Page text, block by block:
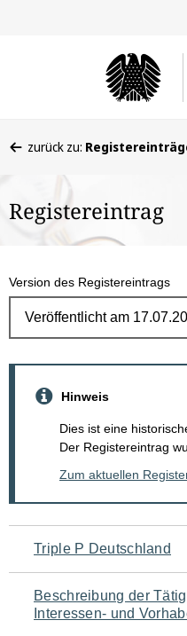
befinden
hier:
zurück zu:
Registereintrag
Version des Registereintrags
Hinweis
Dies ist eine
Der Registereintrag
Zum aktuellen
Navigation
für
den
Triple P Deutschland
Beschreibung der
Interessen- und